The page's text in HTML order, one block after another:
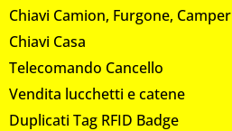
Chiavi Camion, Furgone, Camper
Chiavi Casa
Telecomando Cancello
Vendita lucchetti e catene
Duplicati Tag RFID Badge